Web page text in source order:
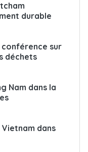
durable
sur
déchets
Nam dans la
dans